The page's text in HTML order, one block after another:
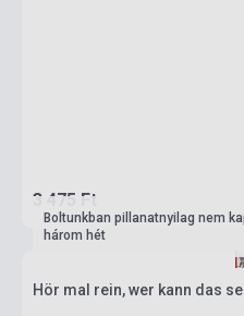
3 475 Ft
Boltunkban pillanatnyilag nem
három hét
Hör mal rein, wer kann das